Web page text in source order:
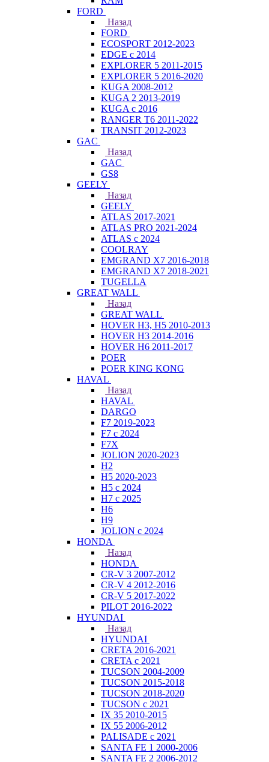
FORD
Назад
FORD
ECOSPORT 2012-2023
EDGE c 2014
EXPLORER 5 2011-2015
EXPLORER 5 2016-2020
KUGA 2008-2012
KUGA 2 2013-2019
KUGA с 2016
RANGER T6 2011-2022
TRANSIT 2012-2023
GAC
Назад
GAC
GS8
GEELY
Назад
GEELY
ATLAS 2017-2021
ATLAS PRO 2021-2024
ATLAS с 2024
COOLRAY
EMGRAND X7 2016-2018
EMGRAND X7 2018-2021
TUGELLA
GREAT WALL
Назад
GREAT WALL
HOVER H3, H5 2010-2013
HOVER H3 2014-2016
HOVER H6 2011-2017
POER
POER KING KONG
HAVAL
Назад
HAVAL
DARGO
F7 2019-2023
F7 с 2024
F7X
JOLION 2020-2023
H2
H5 2020-2023
H5 с 2024
H7 с 2025
H6
H9
JOLION с 2024
HONDA
Назад
HONDA
CR-V 3 2007-2012
CR-V 4 2012-2016
CR-V 5 2017-2022
PILOT 2016-2022
HYUNDAI
Назад
HYUNDAI
CRETA 2016-2021
CRETA с 2021
TUCSON 2004-2009
TUCSON 2015-2018
TUCSON 2018-2020
TUCSON с 2021
IX 35 2010-2015
IX 55 2006-2012
PALISADE с 2021
SANTA FE 1 2000-2006
SANTA FE 2 2006-2012